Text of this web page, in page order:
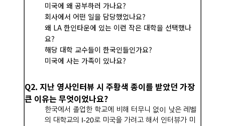
미국에 왜 공부하러 가나요?
회사에서 어떤 일을 담당했었나요?
왜 LA 한인타운에 있는 이런 작은 대학을 선택했나
요?
해당 대학 교수들이 한국인들인가요?
미국에 사는 가족이 있나요?
Q2. 지난 영사인터뷰 시 주황색 종이를 받았던 가장
큰 이유는 무엇이었나요?
한국에서 졸업한 학교에 비해 터무니 없이 낮은 레벨
의 대학교의 I-20로 미국을 가려고 해서 인터뷰가 미